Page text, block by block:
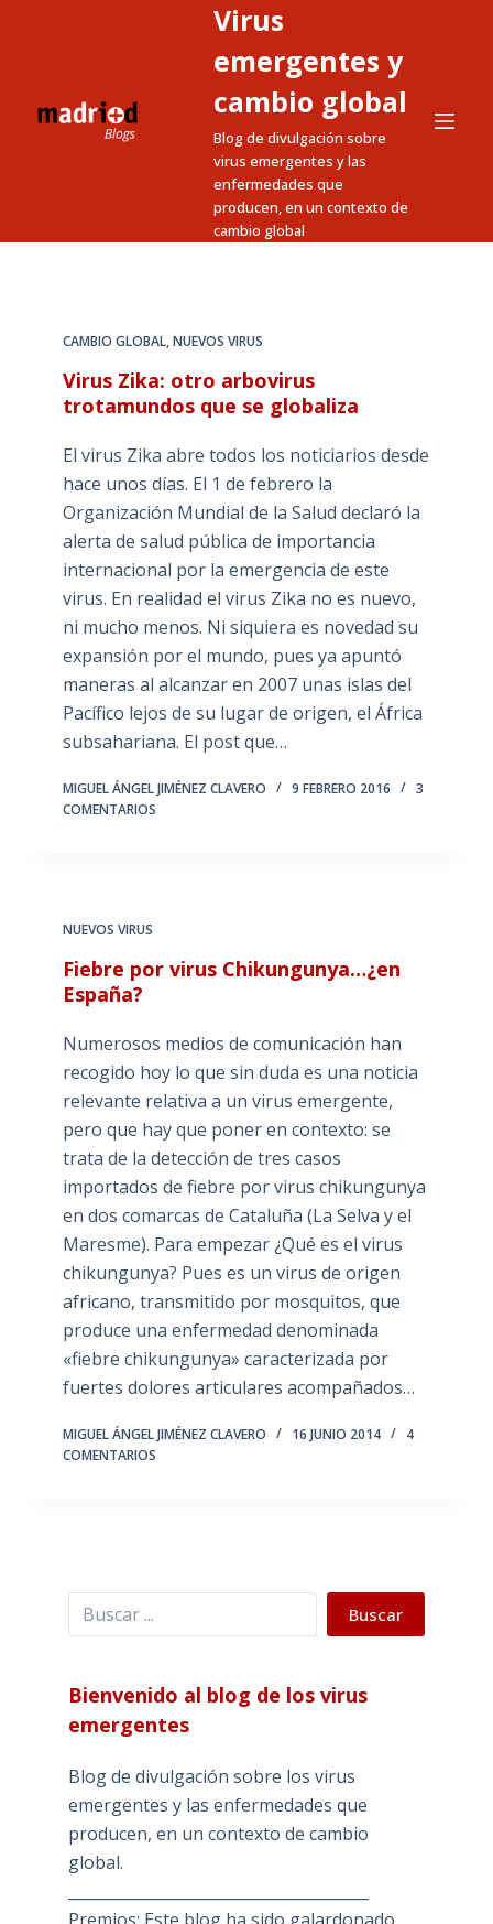
Virus
emergentes y
cambio global
Blog de divulgación sobre
virus emergentes y las
enfermedades que
producen, en un contexto de
cambio global
CAMBIO GLOBAL,NUEVOS VIRUS
Virus Zika: otro arbovirus
trotamundos que se globaliza
El virus Zika abre todos los noticiarios desde
hace unos días. El 1 de febrero la
Organización Mundial de la Salud declaró la
alerta de salud pública de importancia
internacional por la emergencia de este
virus. En realidad el virus Zika no es nuevo,
ni mucho menos. Ni siquiera es novedad su
expansión por el mundo, pues ya apuntó
maneras al alcanzar en 2007 unas islas del
Pacífico lejos de su lugar de origen, el África
subsahariana. El post que…
MIGUEL ÁNGEL JIMÉNEZ CLAVERO 9 FEBRERO 2016
3
COMENTARIOS
NUEVOS VIRUS
Fiebre por virus Chikungunya…¿en
España?
Numerosos medios de comunicación han
recogido hoy lo que sin duda es una noticia
relevante relativa a un virus emergente,
pero que hay que poner en contexto: se
trata de la detección de tres casos
importados de fiebre por virus chikungunya
en dos comarcas de Cataluña (La Selva y el
Maresme). Para empezar ¿Qué es el virus
chikungunya? Pues es un virus de origen
africano, transmitido por mosquitos, que
produce una enfermedad denominada
«fiebre chikungunya» caracterizada por
fuertes dolores articulares acompañados…
MIGUEL ÁNGEL JIMÉNEZ CLAVERO 16 JUNIO 2014
4
COMENTARIOS
Buscar Buscar
Bienvenido al blog de los virus
emergentes
Blog de divulgación sobre los virus
emergentes y las enfermedades que
producen, en un contexto de cambio
global.